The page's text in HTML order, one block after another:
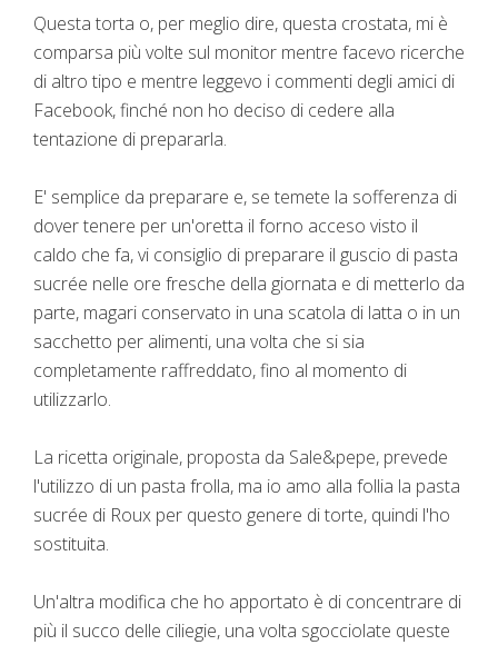
Questa torta o, per meglio dire, questa crostata, mi è
comparsa più volte sul monitor mentre facevo ricerche
di altro tipo e mentre leggevo i commenti degli amici di
Facebook, finché non ho deciso di cedere alla
tentazione di prepararla.
E' semplice da preparare e, se temete la sofferenza di
dover tenere per un'oretta il forno acceso visto il
caldo che fa, vi consiglio di preparare il guscio di pasta
sucrée nelle ore fresche della giornata e di metterlo da
parte, magari conservato in una scatola di latta o in un
sacchetto per alimenti, una volta che si sia
completamente raffreddato, fino al momento di
utilizzarlo.
La ricetta originale, proposta da Sale&pepe, prevede
l'utilizzo di un pasta frolla, ma io amo alla follia la pasta
sucrée di Roux per questo genere di torte, quindi l'ho
sostituita.
Un'altra modifica che ho apportato è di concentrare di
più il succo delle ciliegie, una volta sgocciolate queste